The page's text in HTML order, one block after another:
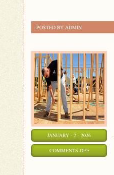
POSTED BY ADMIN
JANUARY - 2 - 2026
COMMENTS OFFON